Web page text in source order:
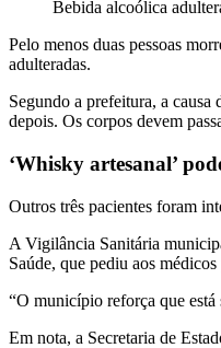
Bebida alcoólica
Pelo menos duas pessoas
adulteradas.
Segundo a prefeitura, a
depois. Os corpos devem
‘Whisky artesanal’
Outros três pacientes foram
A Vigilância Sanitária
Saúde, que pediu aos
“O município reforça que está
Em nota, a Secretaria de